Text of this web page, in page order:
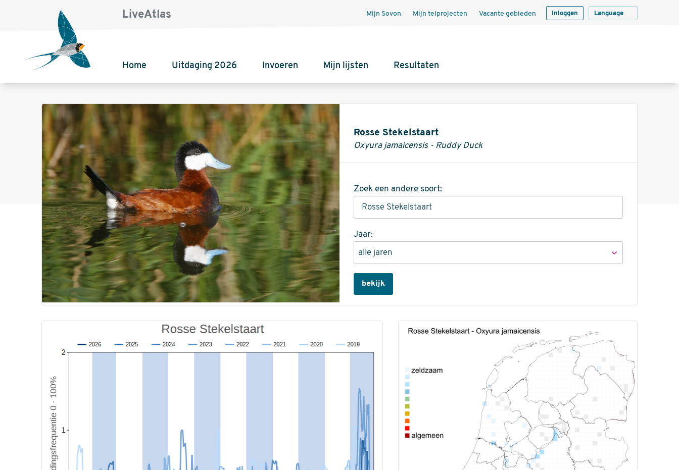
LiveAtlas Mijn Sovon Mijn telprojecten Vacante gebieden Inloggen Language
Home Uitdaging 2026 Invoeren Mijn lijsten Resultaten
Informatie
Rosse Stekelstaart
Oxyura jamaicensis - Ruddy Duck
Zoek een andere soort:
Jaar:
bekijk